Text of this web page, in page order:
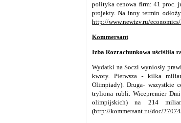
polityka cenowa firm: 41 proc.
projekty. Na inny termin
http://www.newizv.ru/
Kommersant
Izba Rozrachunkowa uściśliła
Wydatki na Soczi wyniosły
kwoty. Pierwsza - kilka
Olimpiady). Druga- wszystkie
tryliona rubli. Wicepremier
olimpijskich) na 214
(http://kommersant.ru/doc/